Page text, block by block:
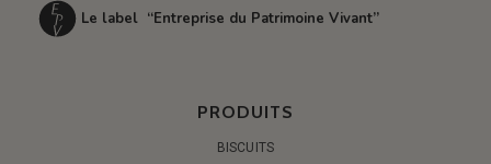
Le label “Entreprise du Patrimoine Vivant”
PRODUITS
BISCUITS